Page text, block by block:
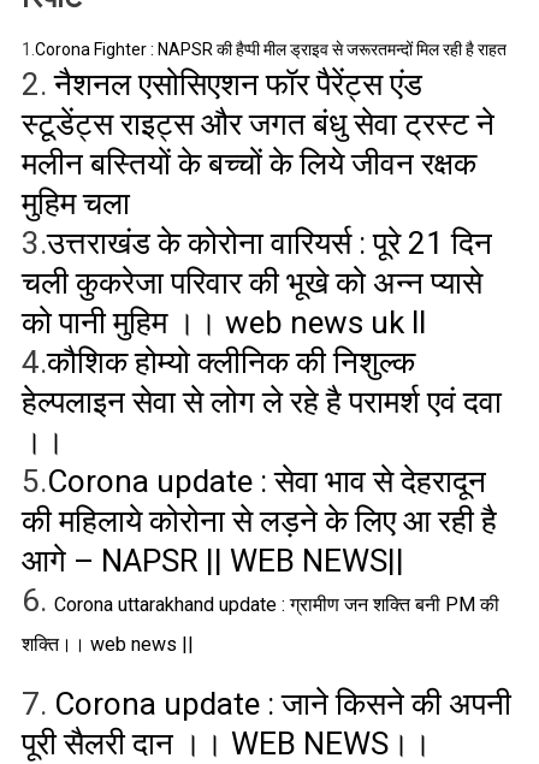
1.Corona Fighter : NAPSR की हैप्पी मील ड्राइव से जरूरतमन्दों मिल रही है राहत
2.नैशनल एसोसिएशन फॉर पैरेंट्स एंड
स्टूडेंट्स राइट्स और जगत बंधु सेवा ट्रस्ट ने
मलीन बस्तियों के बच्चों के लिये जीवन रक्षक
मुहिम चला
3.उत्तराखंड के कोरोना वारियर्स : पूरे 21 दिन
चली कुकरेजा परिवार की भूखे को अन्न प्यासे
को पानी मुहिम ।। web news uk ll
4.कौशिक होम्यो क्लीनिक की निशुल्क
हेल्पलाइन सेवा से लोग ले रहे है परामर्श एवं दवा
।।
5.Corona update : सेवा भाव से देहरादून
की महिलाये कोरोना से लड़ने के लिए आ रही है
आगे – NAPSR || WEB NEWS||
6. Corona uttarakhand update : ग्रामीण जन शक्ति बनी PM की
शक्ति।। web news ||
7. Corona update : जाने किसने की अपनी
पूरी सैलरी दान ।। WEB NEWS।।